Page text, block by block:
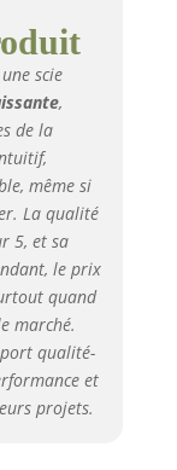
scie
,
de la
même si
La qualité
5, et sa
le prix
quand
marché.
qualité-
et
projets.